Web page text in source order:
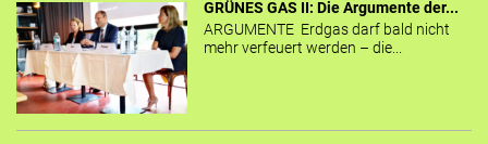
GRÜNES GAS II: Die Argumente der...
ARGUMENTE Erdgas darf bald nicht
mehr verfeuert werden – die...